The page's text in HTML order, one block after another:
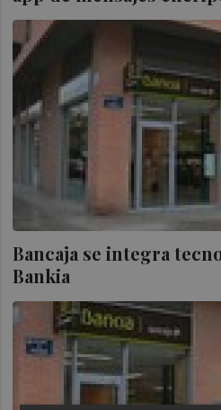
Bancaja se integra
Bankia